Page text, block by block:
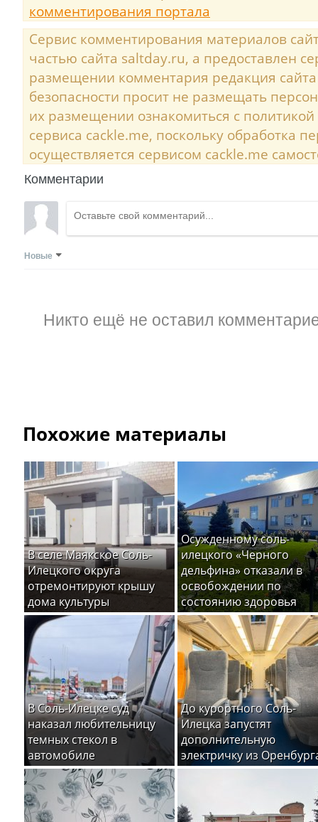
комментирования портала
Сервис комментирования материалов
частью сайта saltday.ru, а предоставлен
размещении комментария редакция
безопасности просит не размещать
их размещении ознакомиться с
сервиса cackle.me, поскольку обработка
осуществляется сервисом cackle.me
Комментарии
Новые
Никто ещё не оставил
Похожие материалы
В селе Маякское Соль-
Илецкого округа
отремонтируют крышу
дома культуры
Осужденному соль-
илецкого «Черного
дельфина» отказали в
освобождении по
состоянию здоровья
В Соль-Илецке суд
наказал любительницу
темных стекол в
автомобиле
До курортного Соль-
Илецка запустят
дополнительную
электричку из